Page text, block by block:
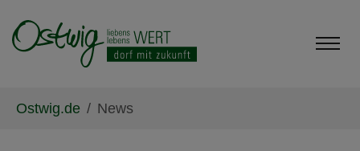
Ostwig.de News